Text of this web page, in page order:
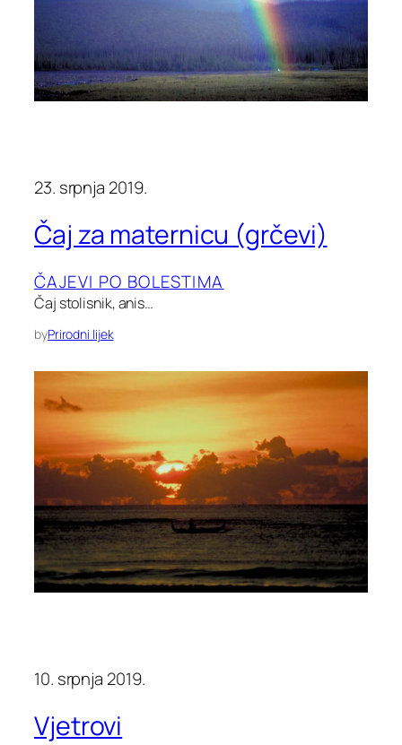
23. srpnja 2019.
Čaj za maternicu (grčevi)
ČAJEVI PO BOLESTIMA
Čaj stolisnik, anis…
byPrirodni lijek
10. srpnja 2019.
Vjetrovi